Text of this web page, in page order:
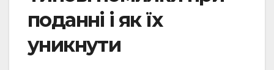
поданні і як їх
уникнути